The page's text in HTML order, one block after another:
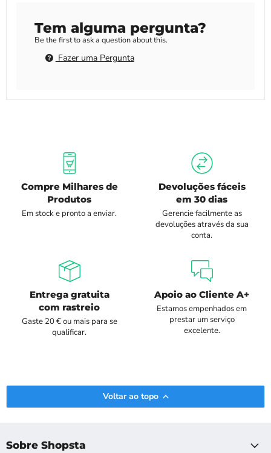
Tem alguma pergunta?
Be the first to ask a question about this.
Fazer uma Pergunta
Compre Milhares de
Produtos
Em stock e pronto a enviar.
Devoluções fáceis
em 30 dias
Gerencie facilmente as
devoluções através da sua
conta.
Entrega gratuita
com rastreio
Gaste 20 € ou mais para se
qualificar.
Apoio ao Cliente A+
Estamos empenhados em
prestar um serviço
excelente.
Voltar ao topo
Sobre Shopsta